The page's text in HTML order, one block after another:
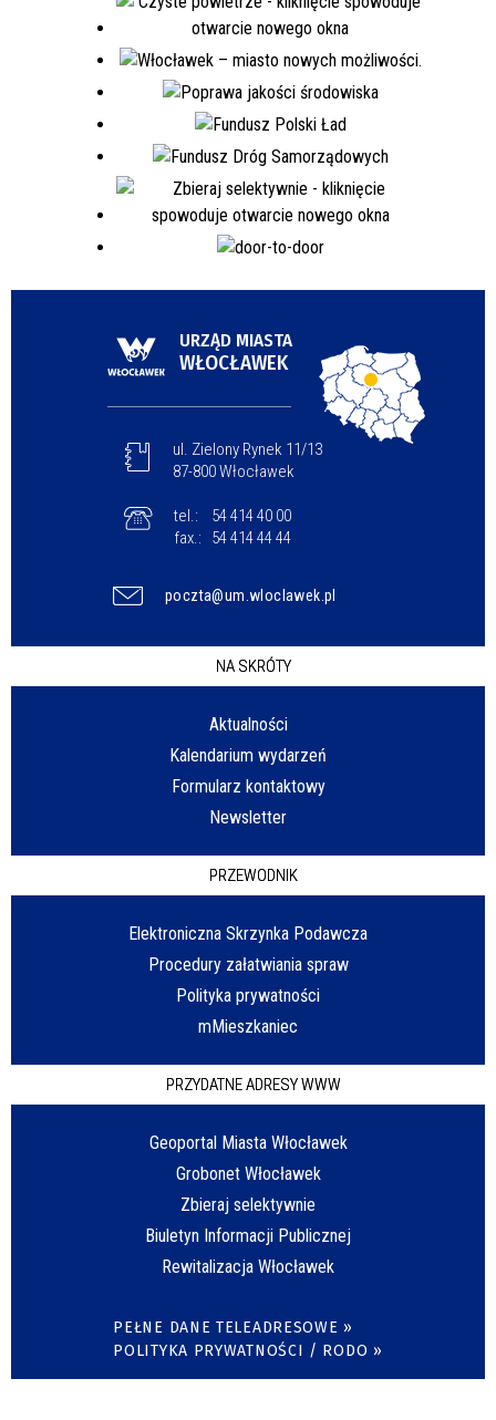
URZĄD MIASTA
WŁOCŁAWEK
ul. Zielony Rynek 11/13
87-800 Włocławek
tel.:
54 414 40 00
fax.:
54 414 44 44
poczta@um.wloclawek.pl
NA SKRÓTY
Aktualności
Kalendarium wydarzeń
Formularz kontaktowy
Newsletter
PRZEWODNIK
Elektroniczna Skrzynka Podawcza
Procedury załatwiania spraw
Polityka prywatności
mMieszkaniec
PRZYDATNE ADRESY WWW
Geoportal Miasta Włocławek
Grobonet Włocławek
Zbieraj selektywnie
Biuletyn Informacji Publicznej
Rewitalizacja Włocławek
PEŁNE DANE TELEADRESOWE »
POLITYKA PRYWATNOŚCI / RODO »